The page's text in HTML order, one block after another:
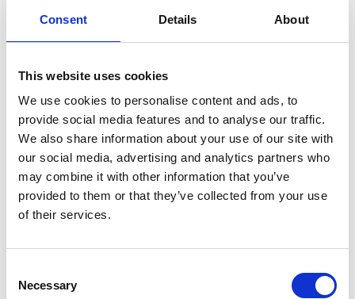
Consent Details About
This website uses cookies
We use cookies to personalise content and ads, to
provide social media features and to analyse our traffic.
We also share information about your use of our site with
our social media, advertising and analytics partners who
may combine it with other information that you’ve
provided to them or that they’ve collected from your use
of their services.
Selection
Necessary
DAVID SERRANO